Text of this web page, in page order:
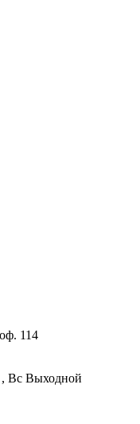
114
, Вс Выходной